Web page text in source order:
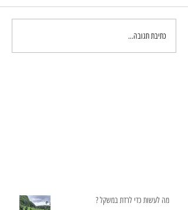
כתיבת תגובה...
מה לעשות כדי לרדת במשקל ?